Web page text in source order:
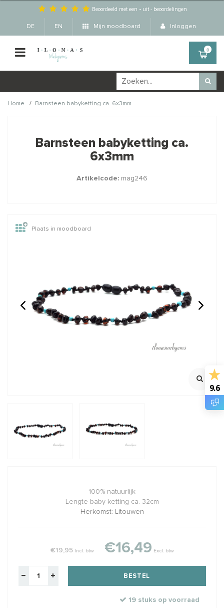
Beoordeeld met een - uit -beoordelingen
DE EN Mijn moodboard Inloggen
0
Home / Barnsteen babyketting ca. 6x3mm
producten ook interessant
Sterling zilveren
spacer/kraal ca. 6mm
groot rijggat
925/ 1e gehalte zilver
Rijggat ca. 2.5mm
Klik voor staffelkorting
Vermeil hangertje met
Rozenkwarts
Ca. 14.5x8x4.5mm
Barnsteen babyketting ca.
6x3mm
Artikelcode: mag246
Plaats in moodboard
100% natuurlijk
Lengte baby ketting ca. 32cm
Herkomst: Litouwen
€19,95 Incl. btw €16,49 Excl. btw
BESTEL
19 stuks op voorraad
9.6